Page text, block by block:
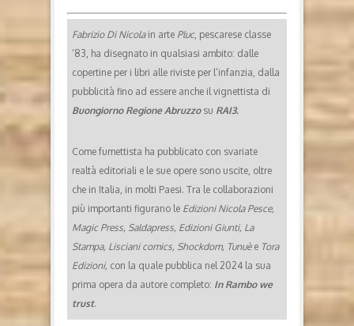
Fabrizio Di Nicolain arte Pluc, pescarese classe
’83, ha disegnato in qualsiasi ambito: dalle
copertine per i libri alle riviste per l’infanzia, dalla
pubblicità fino ad essere anche il vignettista di
Buongiorno Regione Abruzzo su RAI3.
Come fumettista ha pubblicato con svariate
realtà editoriali e le sue opere sono uscite, oltre
che in Italia, in molti Paesi. Tra le collaborazioni
più importanti figurano le Edizioni Nicola Pesce,
Magic Press, Saldapress, Edizioni Giunti, La
Stampa, Lisciani comics, Shockdom, Tunuèe Tora
Edizioni, con la quale pubblica nel 2024 la sua
prima opera da autore completo: In Rambo we
trust.